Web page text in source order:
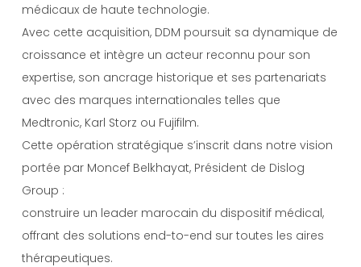
médicaux de haute technologie.
Avec cette acquisition, DDM poursuit sa dynamique de
croissance et intègre un acteur reconnu pour son
expertise, son ancrage historique et ses partenariats
avec des marques internationales telles que
Medtronic, Karl Storz ou Fujifilm.
Cette opération stratégique s’inscrit dans notre vision
portée par Moncef Belkhayat, Président de Dislog
Group :
construire un leader marocain du dispositif médical,
offrant des solutions end-to-end sur toutes les aires
thérapeutiques.